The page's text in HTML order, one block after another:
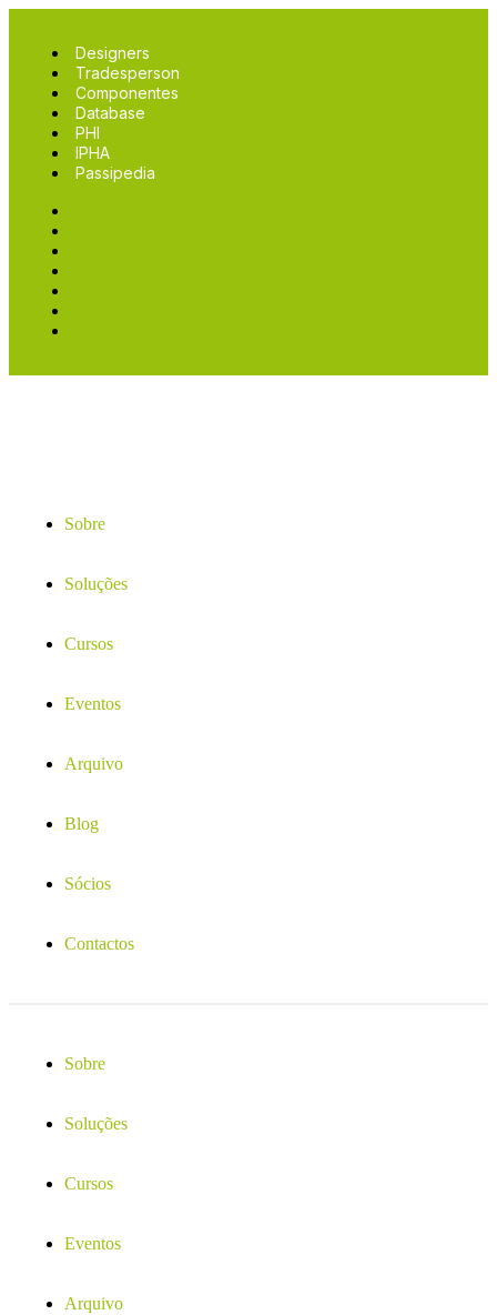
Designers
Tradesperson
Componentes
Database
PHI
IPHA
Passipedia
Sobre
Soluções
Cursos
Eventos
Arquivo
Blog
Sócios
Contactos
Sobre
Soluções
Cursos
Eventos
Arquivo